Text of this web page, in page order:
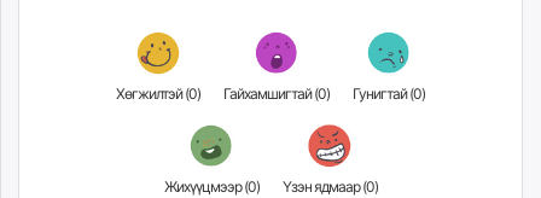
Хөгжилтэй (0) Гайхамшигтай (0) Гунигтай (0)
Жихүүцмээр (0) Үзэн ядмаар (0)